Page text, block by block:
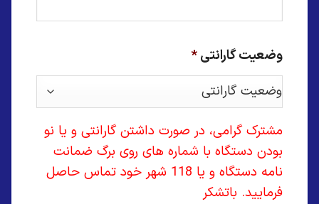
وضعیت گارانتی*
مشترک گرامی، در صورت داشتن گارانتی و یا نو
بودن دستگاه با شماره های روی برگ ضمانت
نامه دستگاه و یا 118 شهر خود تماس حاصل
فرمایید. باتشکر